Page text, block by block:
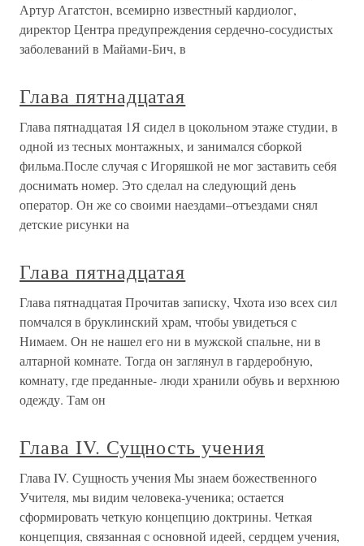
Артур Агатстон, всемирно известный кардиолог,
директор Центра предупреждения сердечно-сосудистых
заболеваний в Майами-Бич, в
Глава пятнадцатая
Глава пятнадцатая 1Я сидел в цокольном этаже студии, в
одной из тесных монтажных, и занимался сборкой
фильма.После случая с Игоряшкой не мог заставить себя
доснимать номер. Это сделал на следующий день
оператор. Он же со своими наездами–отъездами снял
детские рисунки на
Глава пятнадцатая
Глава пятнадцатая Прочитав записку, Чхота изо всех сил
помчался в бруклинский храм, чтобы увидеться с
Нимаем. Он не нашел его ни в мужской спальне, ни в
алтарной комнате. Тогда он заглянул в гардеробную,
комнату, где преданные- люди хранили обувь и верхнюю
одежду. Там он
Глава IV. Сущность учения
Глава IV. Сущность учения Мы знаем божественного
Учителя, мы видим человека-ученика; остается
сформировать четкую концепцию доктрины. Четкая
концепция, связанная с основной идеей, сердцем учения,